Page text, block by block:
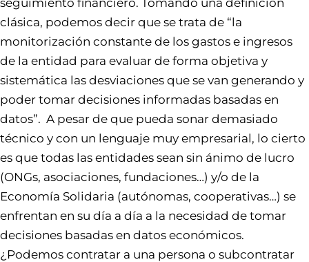
clásica, podemos decir que se trata de “la
monitorización constante de los gastos e ingresos
de la entidad para evaluar de forma objetiva y
sistemática las desviaciones que se van generando y
poder tomar decisiones informadas basadas en
datos”. A pesar de que pueda sonar demasiado
técnico y con un lenguaje muy empresarial, lo cierto
es que todas las entidades sean sin ánimo de lucro
(ONGs, asociaciones, fundaciones…) y/o de la
Economía Solidaria (autónomas, cooperativas…) se
enfrentan en su día a día a la necesidad de tomar
decisiones basadas en datos económicos.
¿Podemos contratar a una persona o subcontratar